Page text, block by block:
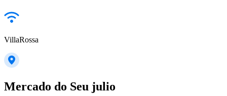
VillaRossa
Mercado do Seu julio